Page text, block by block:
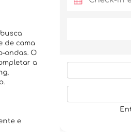
de cama
ondas. O
a
e